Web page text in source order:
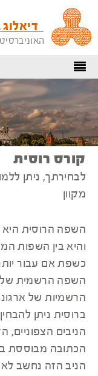
דיאלוג
קורס רוסית
לבחירתך, ניתן
מקוון
השפה הרוסית
והיא בין השפות
השפה הרשמית של
הרשמיות של
ברוסית ניתן
הניבים הצפוניים,
הכתובה מבוססת
הניב הזה נחשב